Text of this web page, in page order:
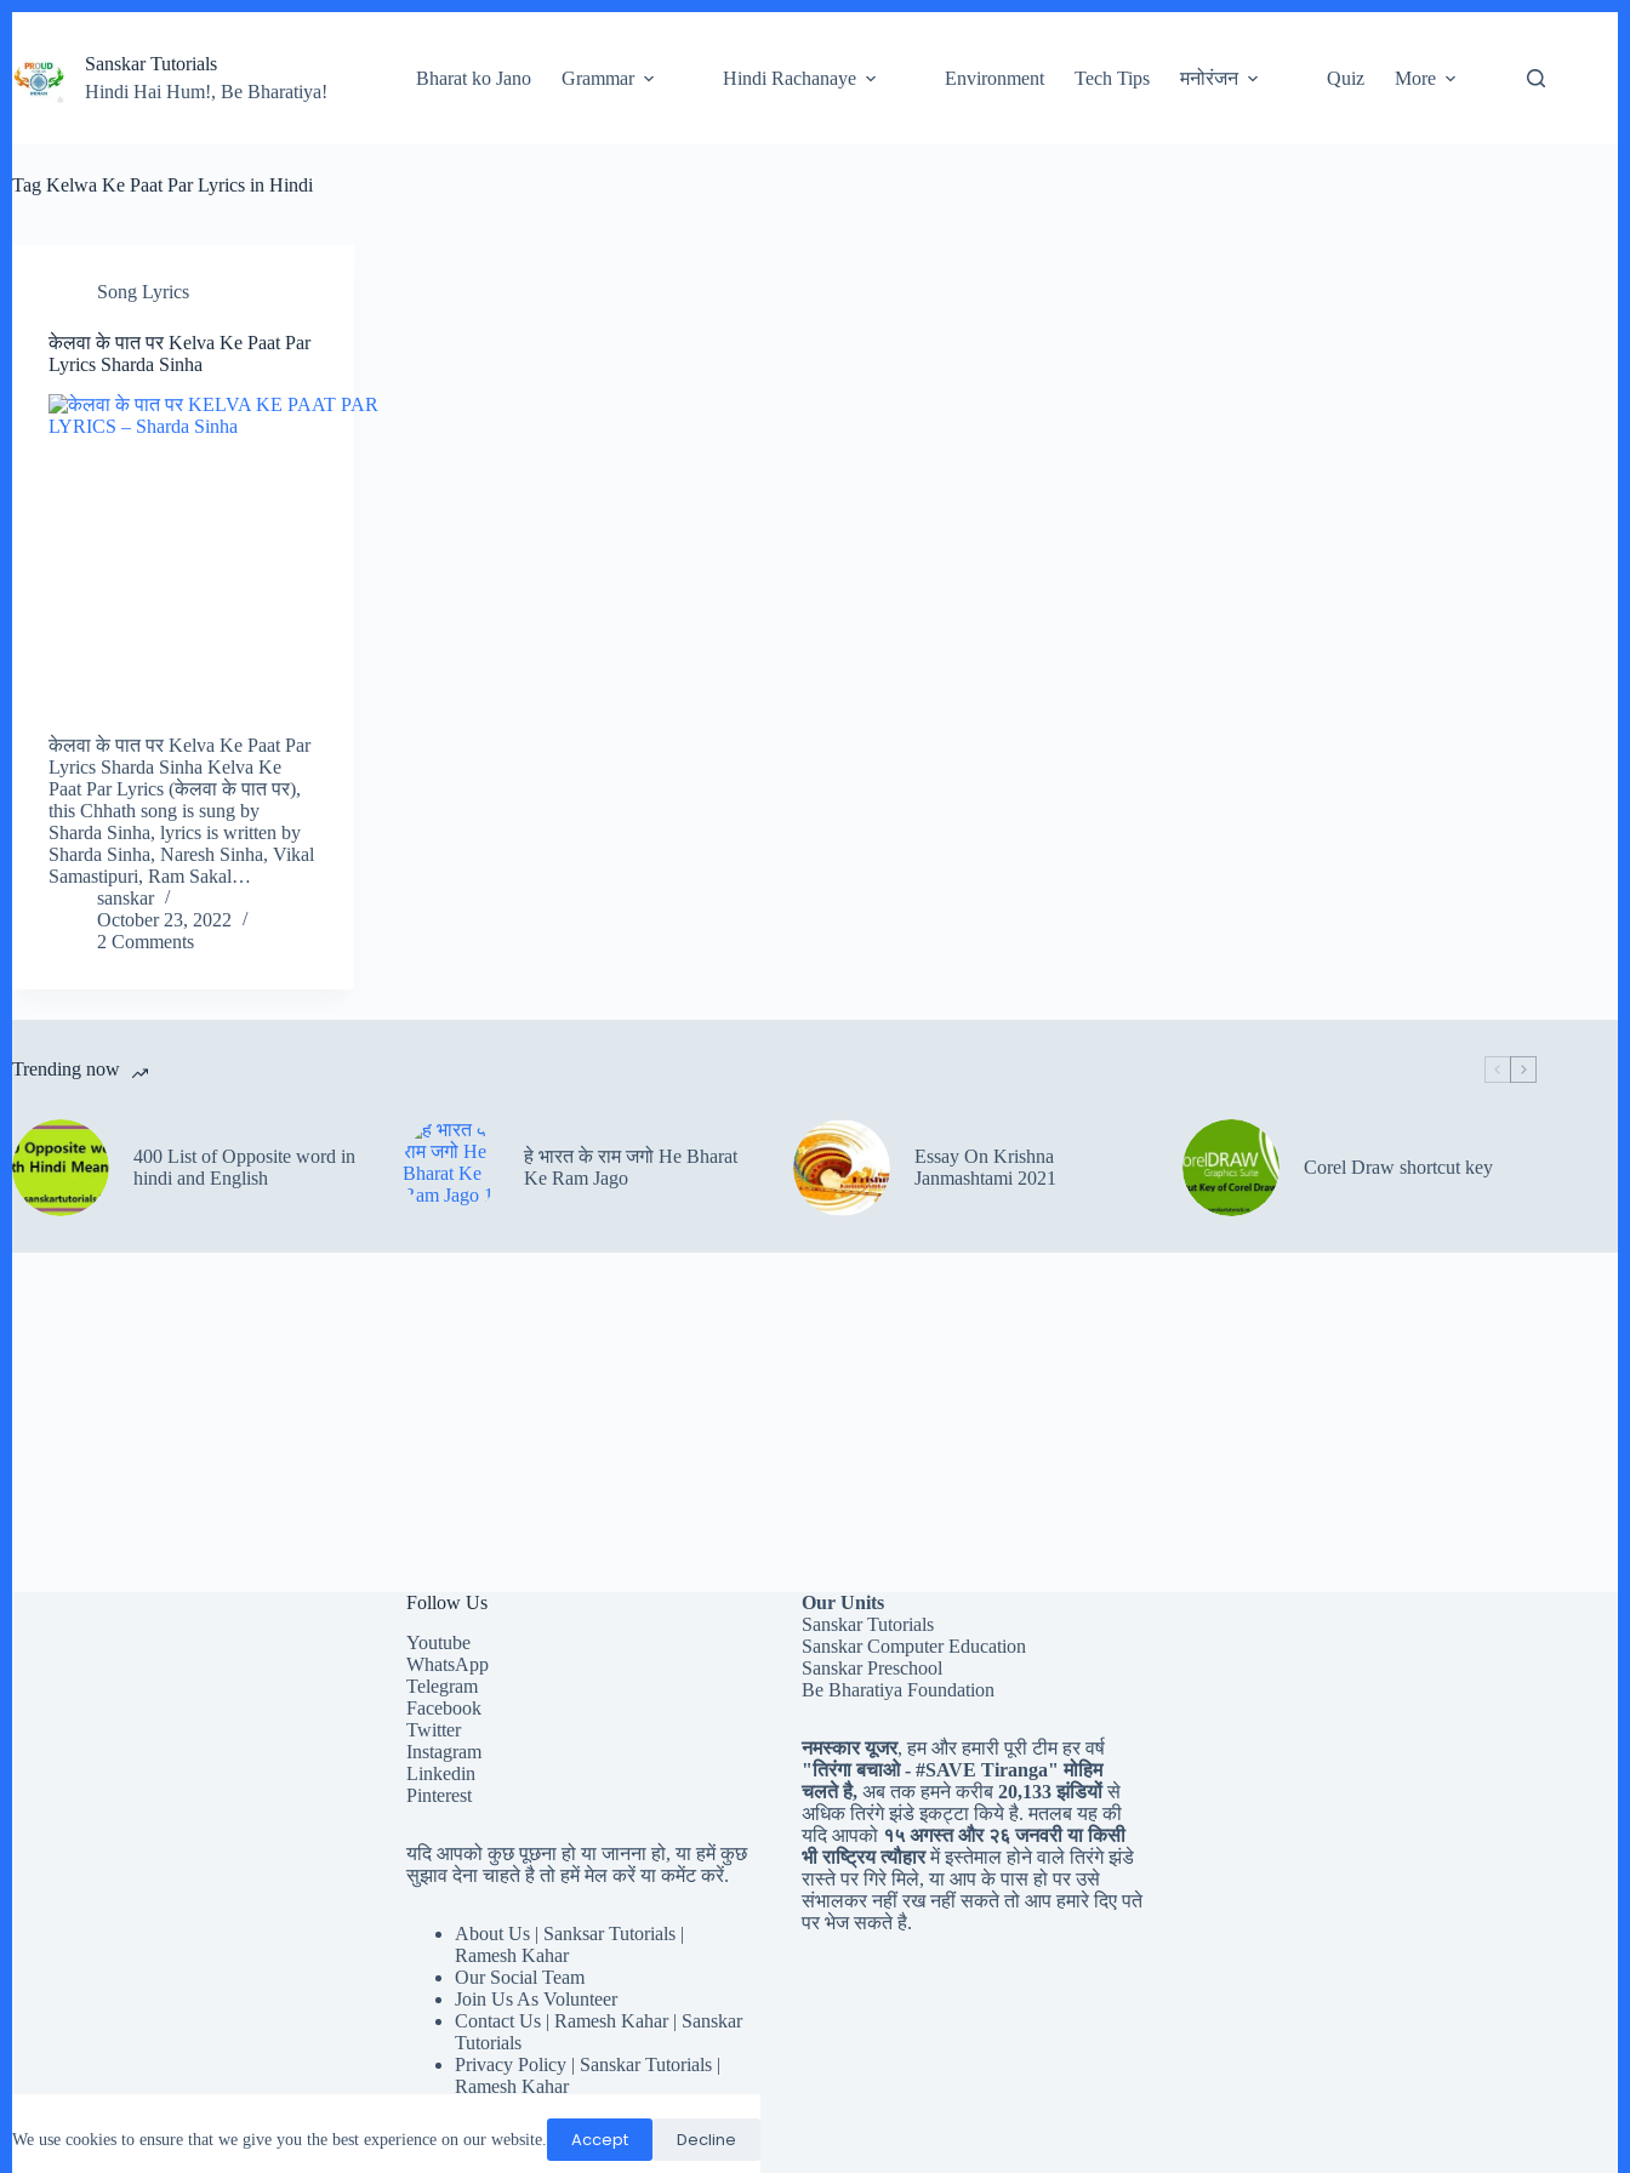
content
We use cookies to ensure that we give you the best experience on our website. Accept Decline
Sanskar Tutorials
Hindi Hai Hum!, Be Bharatiya!
Bharat ko Jano Grammar Hindi Rachanaye Environment Tech Tips मनोरंजन Quiz More
Tag Kelwa Ke Paat Par Lyrics in Hindi
Song Lyrics
केलवा के पात पर Kelva Ke Paat Par
Lyrics Sharda Sinha
केलवा के पात पर Kelva Ke Paat Par
Lyrics Sharda Sinha Kelva Ke
Paat Par Lyrics (केलवा के पात पर),
this Chhath song is sung by
Sharda Sinha, lyrics is written by
Sharda Sinha, Naresh Sinha, Vikal
Samastipuri, Ram Sakal…
sanskar
October 23, 2022
2 Comments
Trending now
400 List of Opposite word in
hindi and English
हे भारत के राम जगो He Bharat
Ke Ram Jago
Essay On Krishna
Janmashtami 2021
Corel Draw shortcut key
Follow Us
Youtube
WhatsApp
Telegram
Facebook
Twitter
Instagram
Linkedin
Pinterest
यदि आपको कुछ पूछना हो या जानना हो, या हमें कुछ
सुझाव देना चाहते है तो हमें मेल करें या कमेंट करें.
About Us | Sanksar Tutorials |
Ramesh Kahar
Our Social Team
Join Us As Volunteer
Contact Us | Ramesh Kahar | Sanskar
Tutorials
Privacy Policy | Sanskar Tutorials |
Ramesh Kahar
Our Social Responsibility
Terms And Conditions
Our Units
Sanskar Tutorials
Sanskar Computer Education
Sanskar Preschool
Be Bharatiya Foundation
नमस्कार यूजर, हम और हमारी पूरी टीम हर वर्ष
"तिरंगा बचाओ - #SAVE Tiranga" मोहिम
चलते है,अब तक हमने करीब 20,133 झंडियोंसे
अधिक तिरंगे झंडे इकट्टा किये है. मतलब यह की
यदि आपको १५ अगस्त और २६ जनवरी या किसी
भी राष्ट्रिय त्यौहारमें इस्तेमाल होने वाले तिरंगे झंडे
रास्ते पर गिरे मिले, या आप के पास हो पर उसे
संभालकर नहीं रख नहीं सकते तो आप हमारे दिए पते
पर भेज सकते है.